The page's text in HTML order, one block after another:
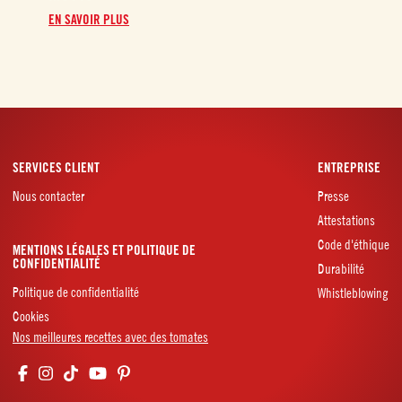
EN SAVOIR PLUS
SERVICES CLIENT
Nous contacter
ENTREPRISE
Presse
Attestations
Code d'éthique
Durabilité
Whistleblowing
MENTIONS LÉGALES ET POLITIQUE DE
CONFIDENTIALITÉ
Politique de confidentialité
Cookies
Nos meilleures recettes avec des tomates